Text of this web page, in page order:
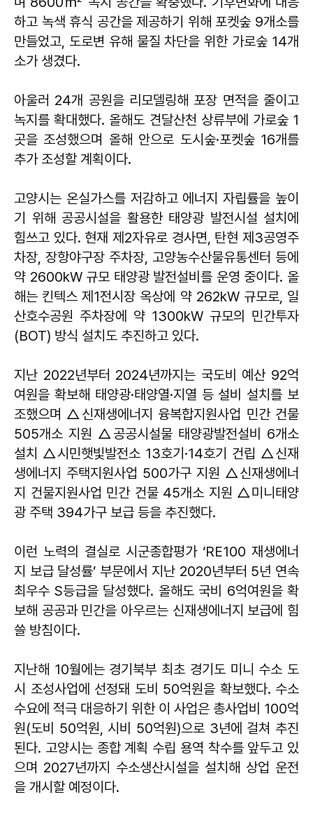
하고 녹색 휴식 공간을 제공하기 위해 포켓숲 9개소를
만들었고, 도로변 유해 물질 차단을 위한 가로숲 14개
소가 생겼다.
아울러 24개 공원을 리모델링해 포장 면적을 줄이고
녹지를 확대했다. 올해도 견달산천 상류부에 가로숲 1
곳을 조성했으며 올해 안으로 도시숲·포켓숲 16개를
추가 조성할 계획이다.
고양시는 온실가스를 저감하고 에너지 자립률을 높이
기 위해 공공시설을 활용한 태양광 발전시설 설치에
힘쓰고 있다. 현재 제2자유로 경사면, 탄현 제3공영주
차장, 장항야구장 주차장, 고양농수산물유통센터 등에
약 2600kW 규모 태양광 발전설비를 운영 중이다. 올
해는 킨텍스 제1전시장 옥상에 약 262kW 규모로, 일
산호수공원 주차장에 약 1300kW 규모의 민간투자
(BOT) 방식 설치도 추진하고 있다.
지난 2022년부터 2024년까지는 국도비 예산 92억
여원을 확보해 태양광·태양열·지열 등 설비 설치를 보
조했으며 △신재생에너지 융복합지원사업 민간 건물
505개소 지원 △공공시설물 태양광발전설비 6개소
설치 △시민햇빛발전소 13호기·14호기 건립 △신재
생에너지 주택지원사업 500가구 지원 △신재생에너
지 건물지원사업 민간 건물 45개소 지원 △미니태양
광 주택 394가구 보급 등을 추진했다.
이런 노력의 결실로 시군종합평가 ‘RE100 재생에너
지 보급 달성률’ 부문에서 지난 2020년부터 5년 연속
최우수 S등급을 달성했다. 올해도 국비 6억여원을 확
보해 공공과 민간을 아우르는 신재생에너지 보급에 힘
쓸 방침이다.
지난해 10월에는 경기북부 최초 경기도 미니 수소 도
시 조성사업에 선정돼 도비 50억원을 확보했다. 수소
수요에 적극 대응하기 위한 이 사업은 총사업비 100억
원(도비 50억원, 시비 50억원)으로 3년에 걸쳐 추진
된다. 고양시는 종합 계획 수립 용역 착수를 앞두고 있
으며 2027년까지 수소생산시설을 설치해 상업 운전
을 개시할 예정이다.